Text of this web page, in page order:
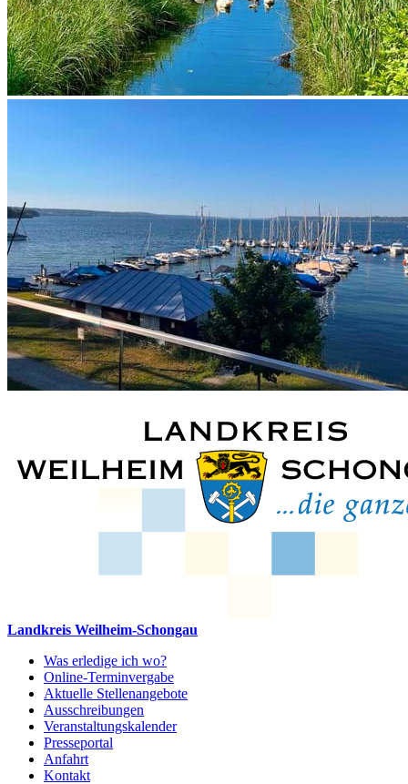
Landkreis Weilheim-Schongau
Was erledige ich wo?
Online-Terminvergabe
Aktuelle Stellenangebote
Ausschreibungen
Veranstaltungskalender
Presseportal
Anfahrt
Kontakt